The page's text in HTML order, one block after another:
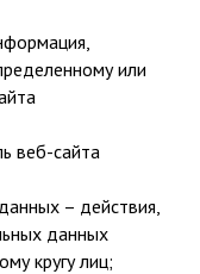
или
веб-сайта
– действия,
данных
кругу лиц;